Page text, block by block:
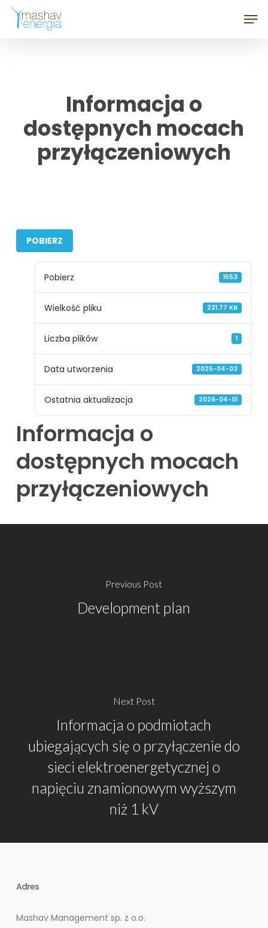
Skip
Informacja o
dostępnych mocach
przyłączeniowych
POBIERZ
Pobierz 1553
Wielkość pliku 221.77 KB
Liczba plików 1
Data utworzenia 2025-04-03
Ostatnia aktualizacja 2026-04-01
Informacja o
dostępnych mocach
przyłączeniowych
Previous Post
Development plan
Next Post
Informacja o podmiotach
ubiegających się o przyłączenie do
sieci elektroenergetycznej o
napięciu znamionowym wyższym
niż 1 kV
Adres
Mashav Management sp. z o.o.